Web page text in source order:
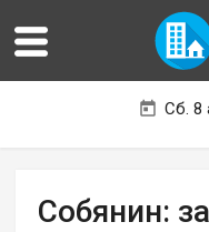
Сб. 8
Собянин: